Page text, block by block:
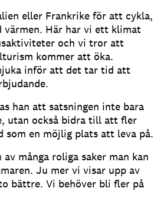
eller Frankrike för att cykla,
värmen. Här har vi ett klimat
och vi tror att
kommer att öka.
inför att det tar tid att
han att satsningen inte bara
utan också bidra till att fler
som en möjlig plats att leva på.
många roliga saker man kan
Ju mer vi visar upp av
bättre. Vi behöver bli fler på